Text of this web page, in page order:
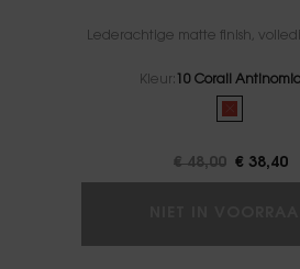
Lederachtige matte finish,
Kleur: 10 Corail
De
Oude prijs
€ 48,00 Nieuwe
€ 38,40